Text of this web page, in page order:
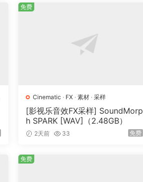
Cinematic · FX · 素材· 采样
[影视乐音效FX采样] SoundMorp
h SPARK [WAV]（2.48GB）
2天前 33 免费
免费
免费